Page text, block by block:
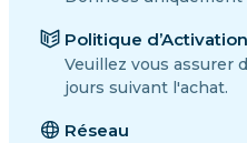
Politique d’Activation
Veuillez vous assurer
jours suivant l'achat.
Réseau